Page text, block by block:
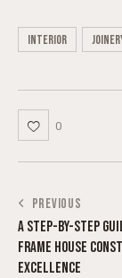
interior
0
PREVIOUS
A STEP-BY-STEP
FRAME HOUSE
EXCELLENCE